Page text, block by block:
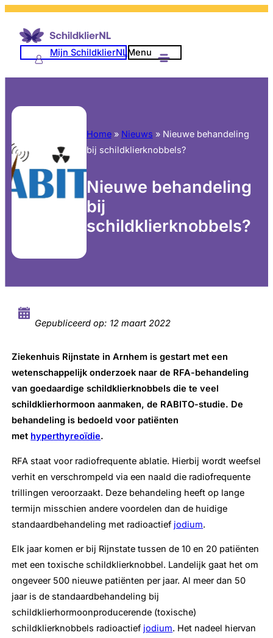
Mijn SchildklierNLMenu
Home» Nieuws » Nieuwe behandeling
bij schildklierknobbels?
Nieuwe behandeling
bij
schildklierknobbels?
Gepubliceerd op: 12 maart 2022
Ziekenhuis Rijnstate in Arnhem is gestart met een
wetenschappelijk onderzoek naar de RFA-behandeling
van goedaardige schildklierknobbels die te veel
schildklierhormoon aanmaken, de RABITO-studie. De
behandeling is bedoeld voor patiënten
met hyperthyreoïdie.
RFA staat voor radiofrequente ablatie. Hierbij wordt weefsel
verhit en verschrompeld via een naald die radiofrequente
trillingen veroorzaakt. Deze behandeling heeft op lange
termijn misschien andere voordelen dan de huidige
standaardbehandeling met radioactief jodium.
Elk jaar komen er bij Rijnstate tussen de 10 en 20 patiënten
met een toxische schildklierknobbel. Landelijk gaat het om
ongeveer 500 nieuwe patiënten per jaar. Al meer dan 50
jaar is de standaardbehandeling bij
schildklierhormoonproducerende (toxische)
schildklierknobbels radioactief jodium. Het nadeel hiervan